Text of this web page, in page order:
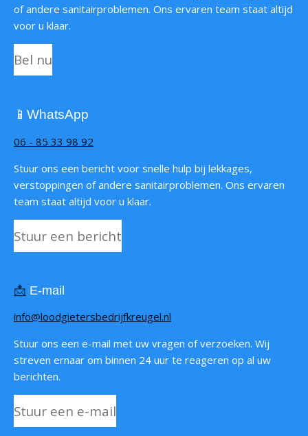
of andere sanitairproblemen. Ons ervaren team staat altijd
voor u klaar.
Bel nu
📱 WhatsApp
06 - 85 33 98 92
Stuur ons een bericht voor snelle hulp bij lekkages,
verstoppingen of andere sanitairproblemen. Ons ervaren
team staat altijd voor u klaar.
Stuur een bericht
📩 E-mail
info@loodgietersbedrijfkreugel.nl
Stuur ons een e-mail met uw vragen of verzoeken. Wij
streven ernaar om binnen 24 uur te reageren op al uw
berichten.
Stuur een e-mail